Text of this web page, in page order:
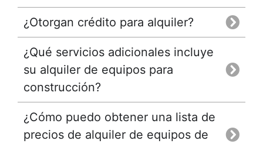
¿Otorgan crédito para alquiler?
¿Qué servicios adicionales incluye
su alquiler de equipos para
construcción?
¿Cómo puedo obtener una lista de
precios de alquiler de equipos de